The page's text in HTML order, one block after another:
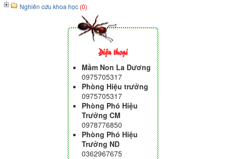
Nghiên cứu khoa học (0)
Điện thoại
Mầm Non La Dương
0975705317
Phòng Hiệu trưởng
0975705317
Phòng Phó Hiệu
Trưởng CM
0978776850
Phòng Phó Hiệu
Trưởng ND
0362967675